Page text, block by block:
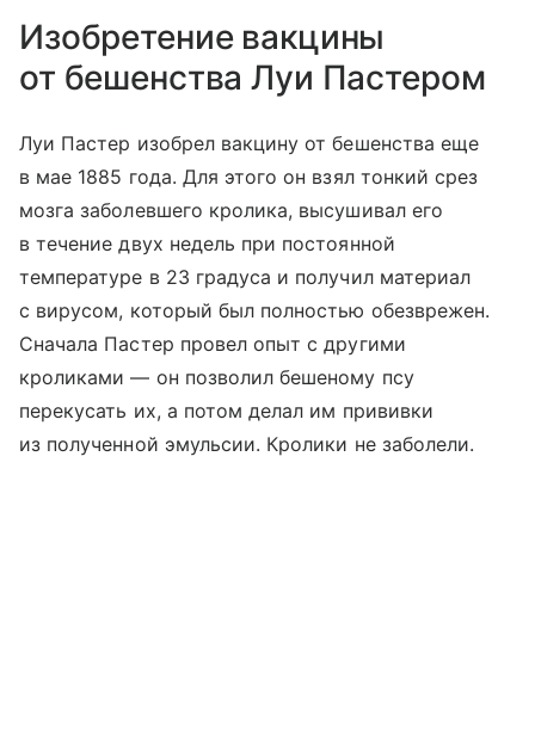
Изобретение вакцины
от бешенства Луи Пастером
Луи Пастер изобрел вакцину от бешенства еще
в мае 1885 года. Для этого он взял тонкий срез
мозга заболевшего кролика, высушивал его
в течение двух недель при постоянной
температуре в 23 градуса и получил материал
с вирусом, который был полностью обезврежен.
Сначала Пастер провел опыт с другими
кроликами — он позволил бешеному псу
перекусать их, а потом делал им прививки
из полученной эмульсии. Кролики не заболели.